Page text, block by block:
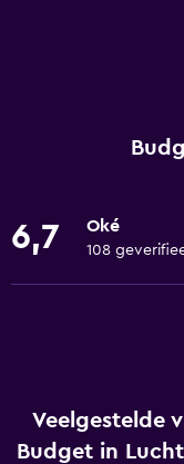
6,7 Oké
108
Veelgestelde
Budget in